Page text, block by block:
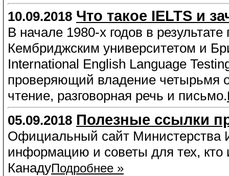
10.09.2018 Что такое IELTS и
В начале 1980-х годов в
Кембриджским университетом и
International English Language
проверяющий владение четырьмя
чтение, разговорная речь и письмо.
05.09.2018 Полезные ссылки
Официальный сайт
информацию и советы для тех, кто
КанадуПодробнее »